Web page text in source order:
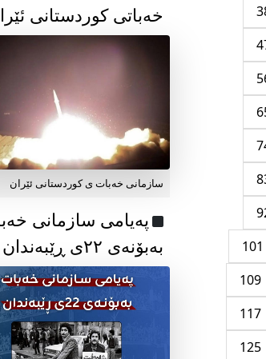
101
109
117
125
خەباتی کوردستانی
سازمانی خەبات ی کوردستانی ئێران
پەیامی سازمانی
بەبۆنەی ۲۲ی ڕێبەندان